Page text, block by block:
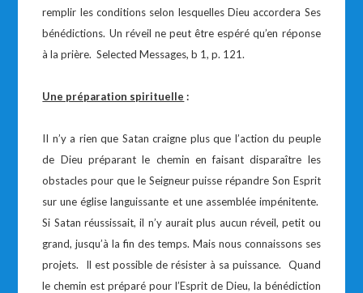
remplir les conditions selon lesquelles Dieu accordera Ses
bénédictions. Un réveil ne peut être espéré qu’en réponse
à la prière. Selected Messages, b 1, p. 121.
Une préparation spirituelle :
II n’y a rien que Satan craigne plus que l’action du peuple
de Dieu préparant le chemin en faisant disparaître les
obstacles pour que le Seigneur puisse répandre Son Esprit
sur une église languissante et une assemblée impénitente.
Si Satan réussissait, il n’y aurait plus aucun réveil, petit ou
grand, jusqu’à la fin des temps. Mais nous connaissons ses
projets. Il est possible de résister à sa puissance. Quand
le chemin est préparé pour l’Esprit de Dieu, la bénédiction